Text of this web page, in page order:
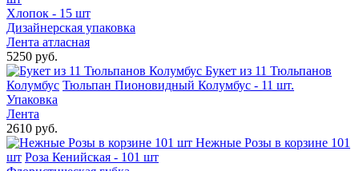
Хлопок - 15 шт
Дизайнерская упаковка
Лента атласная
5250 руб.
Букет из 11 Тюльпанов
Колумбус Тюльпан Пионовидный Колумбус - 11 шт.
Упаковка
Лента
2610 руб.
Нежные Розы в корзине 101
шт Роза Кенийская - 101 шт